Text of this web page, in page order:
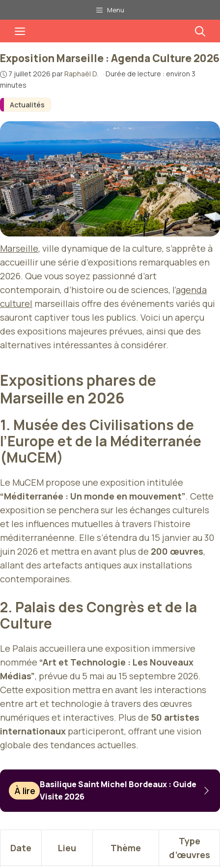
au
contenu
Menu
Menu
Actualités
Exposition Marseille : Agenda Culture 2026
7 juillet 2026 parRaphaël D. · Durée de lecture : environ 3
minutes
Marseille, ville dynamique de la culture, s’apprête à
accueillir une série d’expositions remarquables en
2026. Que vous soyez passionné d’art
contemporain, d’histoire ou de sciences, l’agenda
culturel marseillais offre des événements variés qui
sauront captiver tous les publics. Voici un aperçu
des expositions majeures prévues, ainsi que des
alternatives intéressantes à considérer.
Expositions phares de
Marseille en 2026
1. Musée des Civilisations de
l’Europe et de la Méditerranée
(MuCEM)
Le MuCEM propose une exposition intitulée
“Méditerranée : Un monde en mouvement”. Cette
exposition se penchera sur les échanges culturels
et les influences mutuelles à travers l’histoire
méditerranéenne. Elle s’étendra du 15 janvier au 30
juin 2026 et mettra en avant plus de 200 œuvres,
allant des artefacts antiques aux installations
contemporaines.
2. Palais des Congrès et de la
Culture
Le Palais accueillera une exposition immersive
nommée “Art et Technologie : Les Nouveaux
Médias”, prévue du 5 mai au 15 septembre 2026.
Cette exposition mettra en avant les interactions
entre art et technologie à travers des œuvres
numériques et interactives. Plus de 50 artistes
internationaux participeront, offrant une vision
globale des tendances actuelles.
À lire
Basilique Saint Michel Bordeaux : Guide
Visite 2026
Date Lieu Thème
Type
d’œuvres